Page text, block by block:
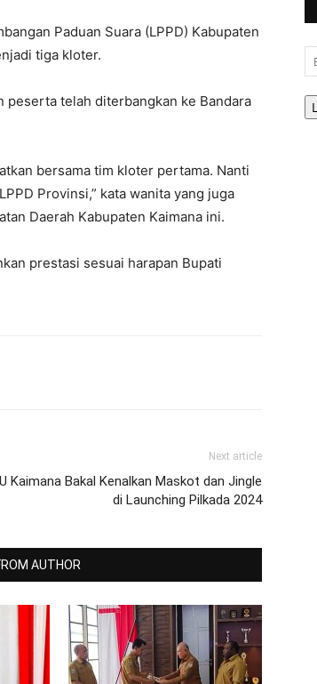
Paduan Suara (LPPD) Kabupaten
tiga kloter.
telah diterbangkan ke Bandara
bersama tim kloter pertama. Nanti
Provinsi,” kata wanita yang juga
Daerah Kabupaten Kaimana ini.
prestasi sesuai harapan Bupati
Next article
Kaimana Bakal Kenalkan Maskot dan Jingle
di Launching Pilkada 2024
AUTHOR